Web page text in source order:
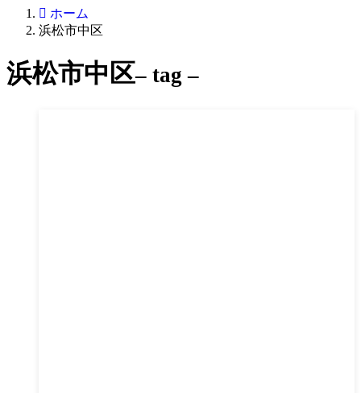
ホーム
浜松市中区
浜松市中区– tag –